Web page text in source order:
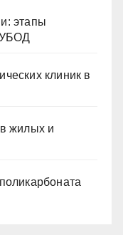
этапы
УБОД
клиник в
жилых и